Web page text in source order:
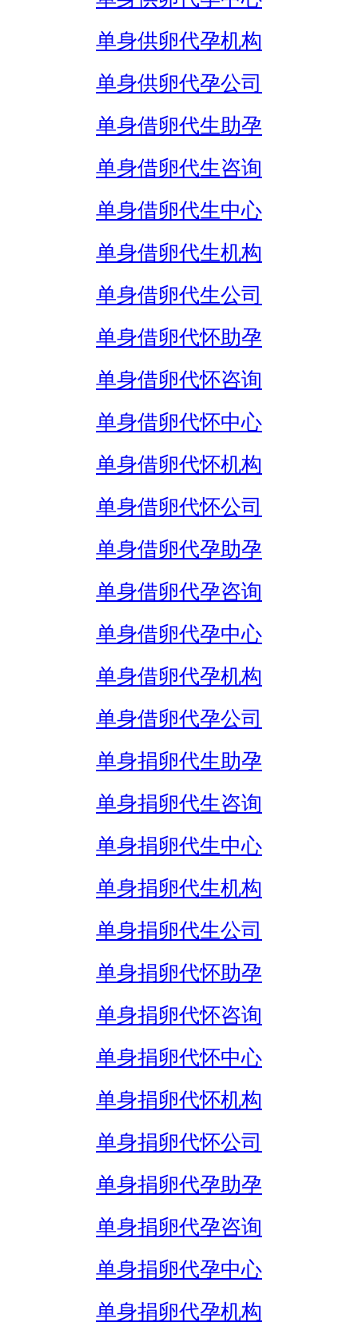
单身供卵代孕机构
单身供卵代孕公司
单身借卵代生助孕
单身借卵代生咨询
单身借卵代生中心
单身借卵代生机构
单身借卵代生公司
单身借卵代怀助孕
单身借卵代怀咨询
单身借卵代怀中心
单身借卵代怀机构
单身借卵代怀公司
单身借卵代孕助孕
单身借卵代孕咨询
单身借卵代孕中心
单身借卵代孕机构
单身借卵代孕公司
单身捐卵代生助孕
单身捐卵代生咨询
单身捐卵代生中心
单身捐卵代生机构
单身捐卵代生公司
单身捐卵代怀助孕
单身捐卵代怀咨询
单身捐卵代怀中心
单身捐卵代怀机构
单身捐卵代怀公司
单身捐卵代孕助孕
单身捐卵代孕咨询
单身捐卵代孕中心
单身捐卵代孕机构